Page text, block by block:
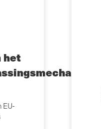
het
EU-